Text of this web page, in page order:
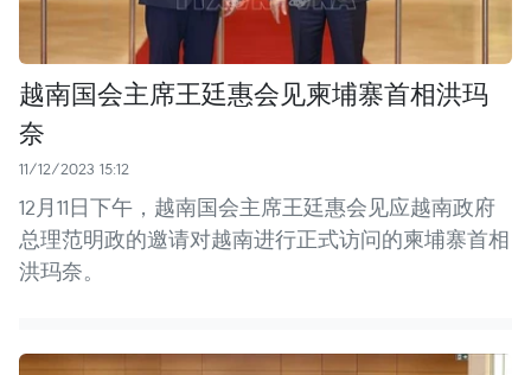
越南国会主席王廷惠会见柬埔寨首相洪玛
奈
11/12/2023 15:12
12月11日下午，越南国会主席王廷惠会见应越南政府
总理范明政的邀请对越南进行正式访问的柬埔寨首相
洪玛奈。